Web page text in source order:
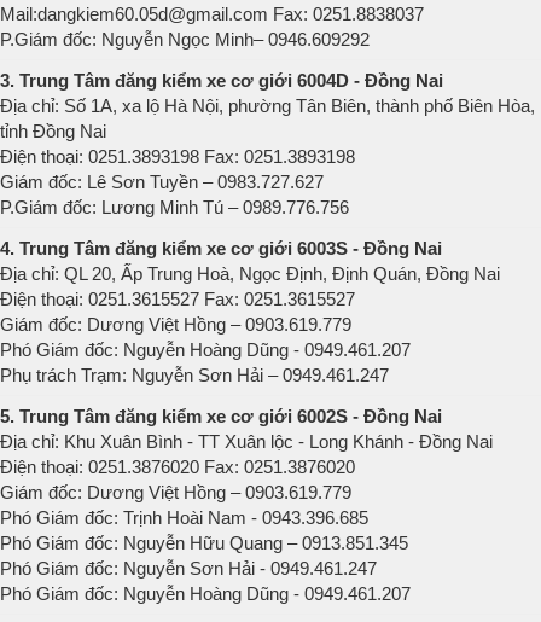
Mail:dangkiem60.05d@gmail.com Fax: 0251.8838037
P.Giám đốc: Nguyễn Ngọc Minh– 0946.609292
3. Trung Tâm đăng kiểm xe cơ giới 6004D - Đồng Nai
Địa chỉ: Số 1A, xa lộ Hà Nội, phường Tân Biên, thành phố Biên Hòa,
tỉnh Đồng Nai
Điện thoại: 0251.3893198 Fax: 0251.3893198
Giám đốc: Lê Sơn Tuyền – 0983.727.627
P.Giám đốc: Lương Minh Tú – 0989.776.756
4. Trung Tâm đăng kiểm xe cơ giới 6003S - Đồng Nai
Địa chỉ: QL 20, Ấp Trung Hoà, Ngọc Định, Định Quán, Đồng Nai
Điện thoại: 0251.3615527 Fax: 0251.3615527
Giám đốc: Dương Việt Hồng – 0903.619.779
Phó Giám đốc: Nguyễn Hoàng Dũng - 0949.461.207
Phụ trách Trạm: Nguyễn Sơn Hải – 0949.461.247
5. Trung Tâm đăng kiểm xe cơ giới 6002S - Đồng Nai
Địa chỉ: Khu Xuân Bình - TT Xuân lộc - Long Khánh - Đồng Nai
Điện thoại: 0251.3876020 Fax: 0251.3876020
Giám đốc: Dương Việt Hồng – 0903.619.779
Phó Giám đốc: Trịnh Hoài Nam - 0943.396.685
Phó Giám đốc: Nguyễn Hữu Quang – 0913.851.345
Phó Giám đốc: Nguyễn Sơn Hải - 0949.461.247
Phó Giám đốc: Nguyễn Hoàng Dũng - 0949.461.207